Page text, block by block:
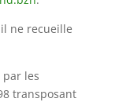
ne recueille
par les
transposant